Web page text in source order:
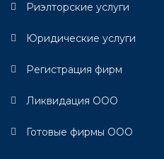
Риэлторские услуги
Юридические услуги
Регистрация фирм
Ликвидация ООО
Готовые фирмы ООО